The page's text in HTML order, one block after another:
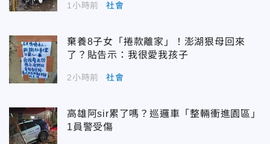
1小時前 社會
棄養8子女「捲款離家」！澎湖狠母回來
了？貼告示：我很愛我孩子
2小時前 社會
高雄阿sir累了嗎？巡邏車「整輛衝進園區」
1員警受傷